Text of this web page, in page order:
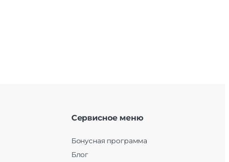
Сервисное меню
Бонусная программа
Блог